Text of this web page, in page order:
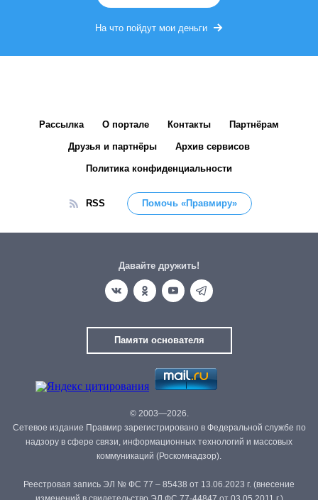
На что пойдут мои деньги
Рассылка О портале Контакты Партнёрам
Друзья и партнёры Архив сервисов
Политика конфиденциальности
RSS Помочь «Правмиру»
Давайте дружить!
Памяти основателя
© 2003—2026.
Сетевое издание Правмир зарегистрировано в Федеральной службе по
надзору в сфере связи, информационных технологий и массовых
коммуникаций (Роскомнадзор).
Реестровая запись ЭЛ № ФС 77 – 85438 от 13.06.2023 г. (внесение